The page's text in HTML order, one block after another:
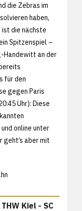
die Zebras im
haben,
ist die nächste
Spitzenspiel –
Handewitt an der
für den
gegen Paris
Uhr): Diese
online unter
geht’s aber mit
Kiel - SC